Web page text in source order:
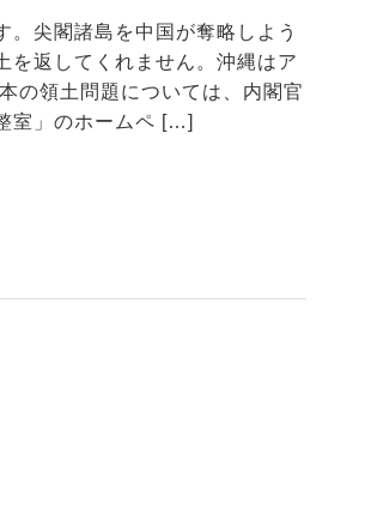
。尖閣諸島を中国が奪略しよう
を返してくれません。沖縄はア
の領土問題については、内閣官
室」のホームペ […]